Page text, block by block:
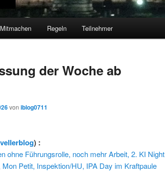
Mitmachen Regeln Teilnehmer
der Woche ab
von iblog0711
) :
ohne Führungsrolle, noch mehr Arbeit, 2. KI Night
Petit, Inspektion/HU, IPA Day im Kraftpaule